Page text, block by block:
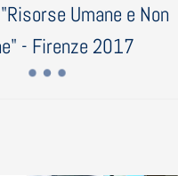
Umane e Non
- Firenze 2017